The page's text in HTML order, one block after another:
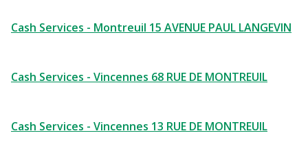
Cash Services - Montreuil 15 AVENUE PAUL LANGEVIN
Cash Services - Vincennes 68 RUE DE MONTREUIL
Cash Services - Vincennes 13 RUE DE MONTREUIL